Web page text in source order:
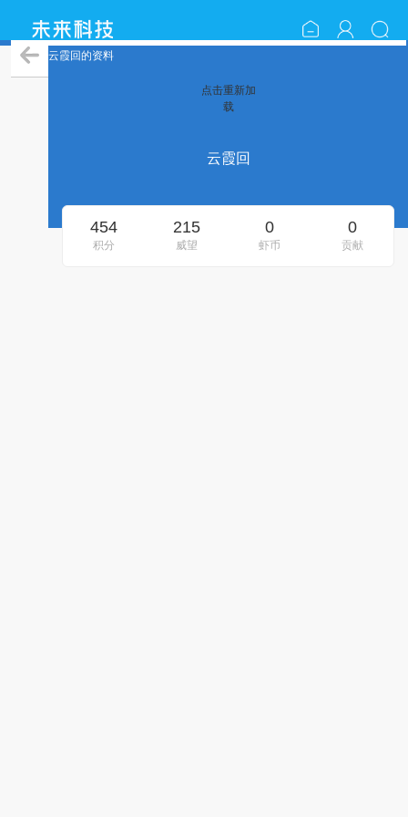
云霞回的资料
点击重新加
载
云霞回
454
积分
215
威望
0
虾币
0
贡献